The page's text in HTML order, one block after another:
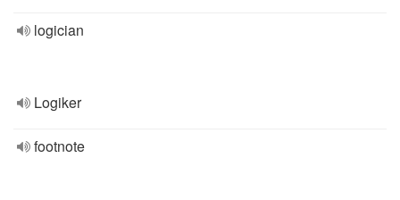
logician
Logiker
footnote